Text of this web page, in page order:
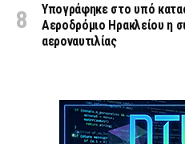
Υπογράφηκε στο υπό
Αεροδρόμιο Ηρακλείου η
αεροναυτιλίας